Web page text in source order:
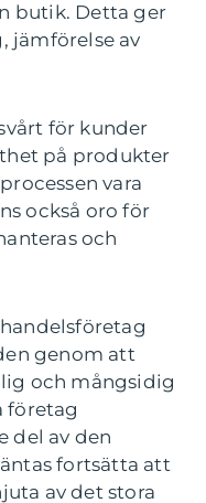
butik. Detta ger
jämförelse av
för kunder
på produkter
vara
också oro för
och
genom att
och mångsidig
företag
del av den
fortsätta att
av det stora